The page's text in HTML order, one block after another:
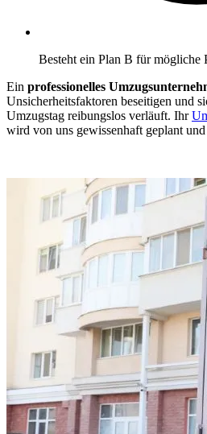
Besteht ein Plan B für mögliche
Ein professionelles
Unsicherheitsfaktoren beseitigen und
Umzugstag reibungslos verläuft. Ihr
wird von uns gewissenhaft geplant und